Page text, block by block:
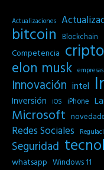
Actualizaciones
bitcoin Blockchain
Competencia
elon musk empresas
Innovación intel
Inversión iOS iPhone
Microsoft
Redes Sociales
Seguridad
whatsapp Windows 11